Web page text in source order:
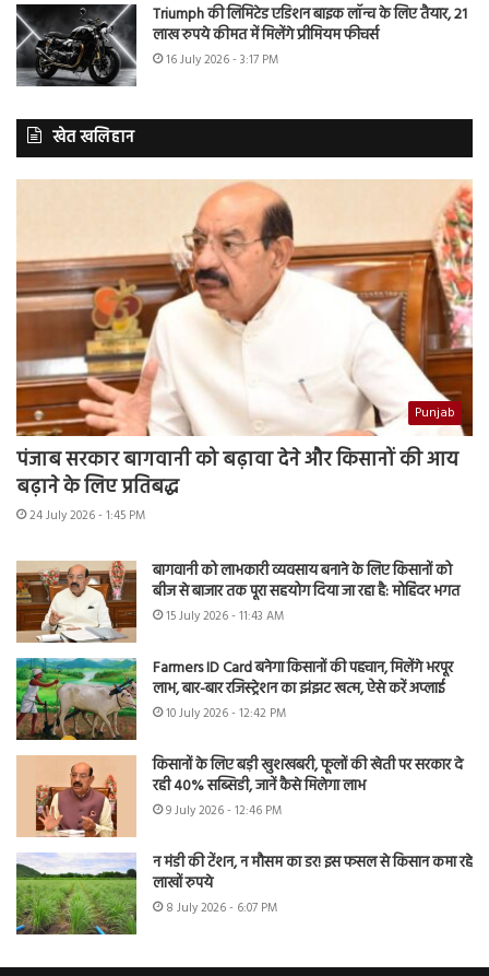
Triumph की लिमिटेड एडिशन बाइक लॉन्च के लिए तैयार, 21
लाख रुपये कीमत में मिलेंगे प्रीमियम फीचर्स
16 July 2026 - 3:17 PM
खेत खलिहान
Punjab
पंजाब सरकार बागवानी को बढ़ावा देने और किसानों की आय
बढ़ाने के लिए प्रतिबद्ध
24 July 2026 - 1:45 PM
बागवानी को लाभकारी व्यवसाय बनाने के लिए किसानों को
बीज से बाजार तक पूरा सहयोग दिया जा रहा है: मोहिंदर भगत
15 July 2026 - 11:43 AM
Farmers ID Card बनेगा किसानों की पहचान, मिलेंगे भरपूर
लाभ, बार-बार रजिस्ट्रेशन का झंझट खत्म, ऐसे करें अप्लाई
10 July 2026 - 12:42 PM
किसानों के लिए बड़ी खुशखबरी, फूलों की खेती पर सरकार दे
रही 40% सब्सिडी, जानें कैसे मिलेगा लाभ
9 July 2026 - 12:46 PM
न मंडी की टेंशन, न मौसम का डर! इस फसल से किसान कमा रहे
लाखों रुपये
8 July 2026 - 6:07 PM